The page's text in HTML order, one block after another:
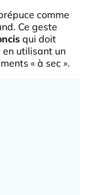
comme
Ce geste
qui doit
utilisant un
« à sec ».